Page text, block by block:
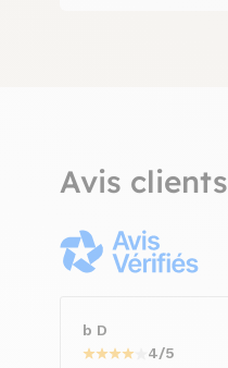
Avis clients
b D
4/5